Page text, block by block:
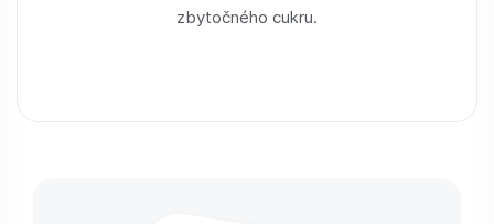
zbytočného cukru.